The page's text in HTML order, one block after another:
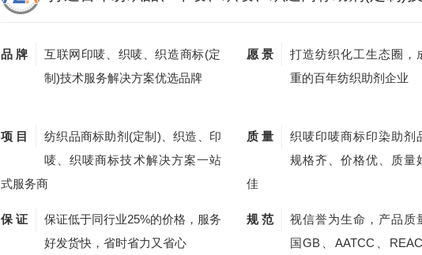
品 牌
互联网印唛、织唛、织造商标(定
制)技术服务解决方案优选品牌
愿 景
打造纺织化工生态圈，
重的百年纺织助剂企业
项 目
纺织品商标助剂(定制)、织造、印
唛、织唛商标技术解决方案一站
式服务商
质 量
织唛印唛商标印染助剂
规格齐、价格优、质量
佳
保 证
保证低于同行业25%的价格，服务
好发货快，省时省力又省心
规 范
视信誉为生命，产品质
国GB、AATCC、